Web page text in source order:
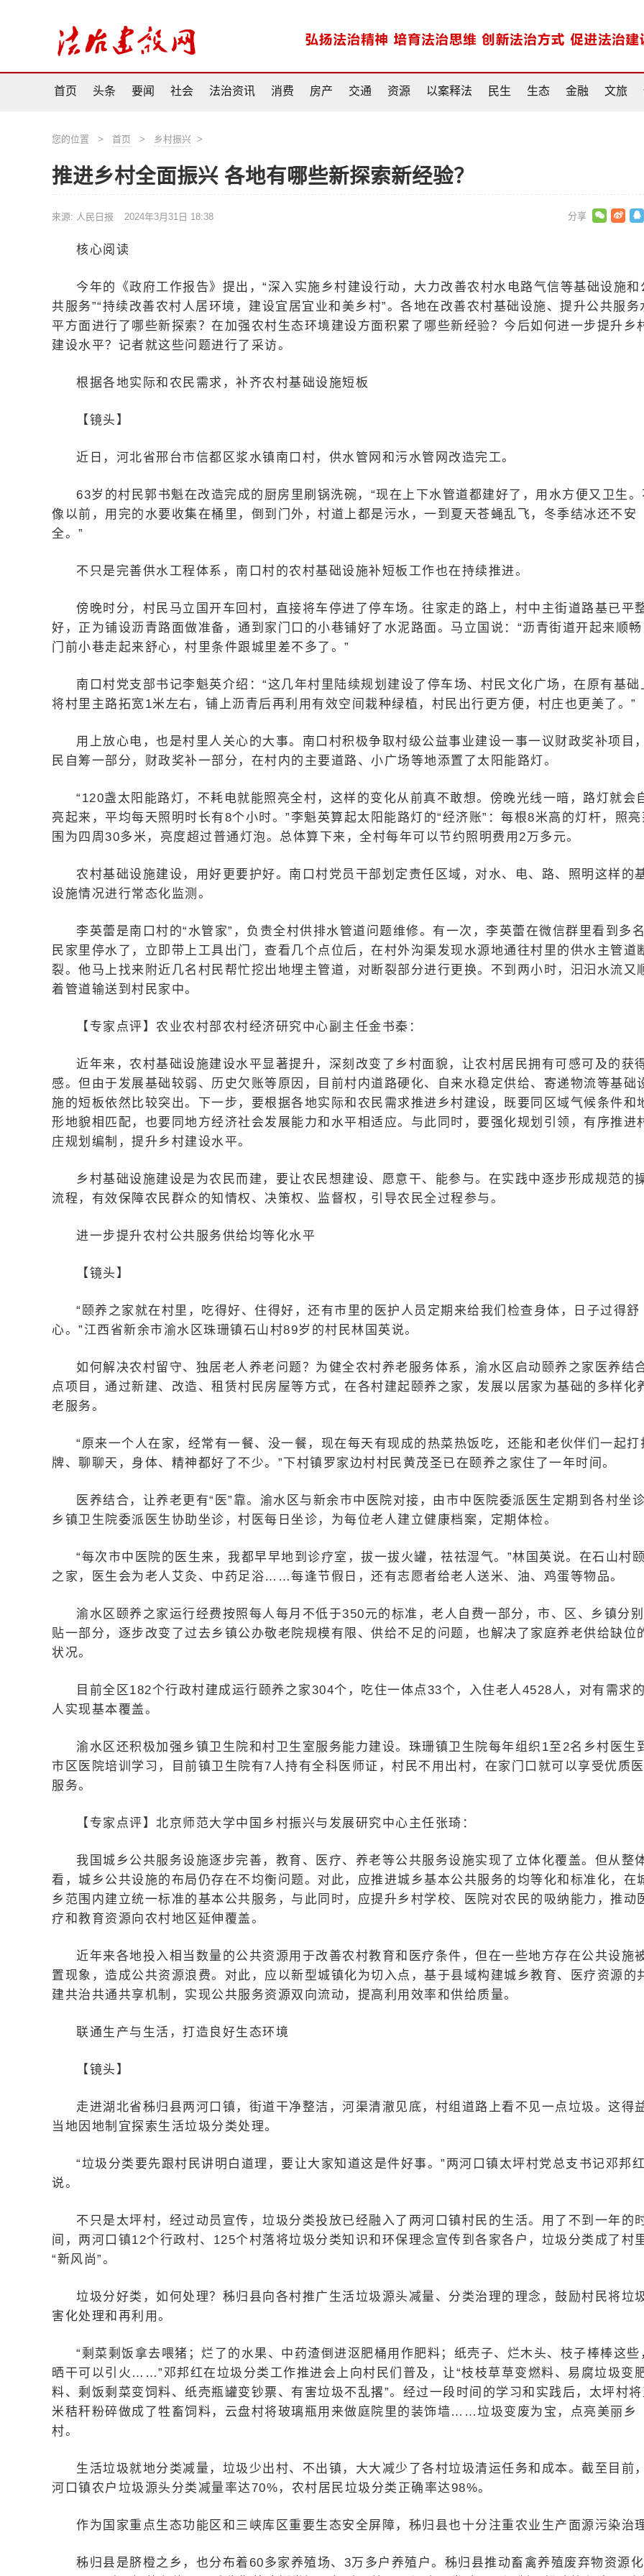
首页 头条 要闻 社会 法治资讯 消费 房产 交通 资源 以案释法 民生 生态 金融 文旅
您的位置 > 首页 > 乡村振兴 >
推进乡村全面振兴 各地有哪些新探索新经验？
来源: 人民日报 2024年3月31日 18:38
核心阅读
今年的《政府工作报告》提出，“深入实施乡村建设行动，大力改善农村水电路气信等基础设施和
共服务”“持续改善农村人居环境，建设宜居宜业和美乡村”。各地在改善农村基础设施、提升公共服务
平方面进行了哪些新探索？在加强农村生态环境建设方面积累了哪些新经验？今后如何进一步提升乡
建设水平？记者就这些问题进行了采访。
根据各地实际和农民需求，补齐农村基础设施短板
【镜头】
近日，河北省邢台市信都区浆水镇南口村，供水管网和污水管网改造完工。
63岁的村民郭书魁在改造完成的厨房里刷锅洗碗，“现在上下水管道都建好了，用水方便又卫生。
像以前，用完的水要收集在桶里，倒到门外，村道上都是污水，一到夏天苍蝇乱飞，冬季结冰还不安
全。”
不只是完善供水工程体系，南口村的农村基础设施补短板工作也在持续推进。
傍晚时分，村民马立国开车回村，直接将车停进了停车场。往家走的路上，村中主街道路基已平
好，正为铺设沥青路面做准备，通到家门口的小巷铺好了水泥路面。马立国说：“沥青街道开起来顺畅
门前小巷走起来舒心，村里条件跟城里差不多了。”
南口村党支部书记李魁英介绍：“这几年村里陆续规划建设了停车场、村民文化广场，在原有基础
将村里主路拓宽1米左右，铺上沥青后再利用有效空间栽种绿植，村民出行更方便，村庄也更美了。”
用上放心电，也是村里人关心的大事。南口村积极争取村级公益事业建设一事一议财政奖补项目
民自筹一部分，财政奖补一部分，在村内的主要道路、小广场等地添置了太阳能路灯。
“120盏太阳能路灯，不耗电就能照亮全村，这样的变化从前真不敢想。傍晚光线一暗，路灯就会
亮起来，平均每天照明时长有8个小时。”李魁英算起太阳能路灯的“经济账”：每根8米高的灯杆，照亮
围为四周30多米，亮度超过普通灯泡。总体算下来，全村每年可以节约照明费用2万多元。
农村基础设施建设，用好更要护好。南口村党员干部划定责任区域，对水、电、路、照明这样的
设施情况进行常态化监测。
李英蕾是南口村的“水管家”，负责全村供排水管道问题维修。有一次，李英蕾在微信群里看到多
民家里停水了，立即带上工具出门，查看几个点位后，在村外沟渠发现水源地通往村里的供水主管道
裂。他马上找来附近几名村民帮忙挖出地埋主管道，对断裂部分进行更换。不到两小时，汩汩水流又
着管道输送到村民家中。
【专家点评】农业农村部农村经济研究中心副主任金书秦：
近年来，农村基础设施建设水平显著提升，深刻改变了乡村面貌，让农村居民拥有可感可及的获
感。但由于发展基础较弱、历史欠账等原因，目前村内道路硬化、自来水稳定供给、寄递物流等基础
施的短板依然比较突出。下一步，要根据各地实际和农民需求推进乡村建设，既要同区域气候条件和
形地貌相匹配，也要同地方经济社会发展能力和水平相适应。与此同时，要强化规划引领，有序推进
庄规划编制，提升乡村建设水平。
乡村基础设施建设是为农民而建，要让农民想建设、愿意干、能参与。在实践中逐步形成规范的
流程，有效保障农民群众的知情权、决策权、监督权，引导农民全过程参与。
进一步提升农村公共服务供给均等化水平
【镜头】
“颐养之家就在村里，吃得好、住得好，还有市里的医护人员定期来给我们检查身体，日子过得舒
心。”江西省新余市渝水区珠珊镇石山村89岁的村民林国英说。
如何解决农村留守、独居老人养老问题？为健全农村养老服务体系，渝水区启动颐养之家医养结
点项目，通过新建、改造、租赁村民房屋等方式，在各村建起颐养之家，发展以居家为基础的多样化
老服务。
“原来一个人在家，经常有一餐、没一餐，现在每天有现成的热菜热饭吃，还能和老伙伴们一起打
牌、聊聊天，身体、精神都好了不少。”下村镇罗家边村村民黄茂圣已在颐养之家住了一年时间。
医养结合，让养老更有“医”靠。渝水区与新余市中医院对接，由市中医院委派医生定期到各村坐诊
乡镇卫生院委派医生协助坐诊，村医每日坐诊，为每位老人建立健康档案，定期体检。
“每次市中医院的医生来，我都早早地到诊疗室，拔一拔火罐，祛祛湿气。”林国英说。在石山村
之家，医生会为老人艾灸、中药足浴……每逢节假日，还有志愿者给老人送米、油、鸡蛋等物品。
渝水区颐养之家运行经费按照每人每月不低于350元的标准，老人自费一部分，市、区、乡镇分
贴一部分，逐步改变了过去乡镇公办敬老院规模有限、供给不足的问题，也解决了家庭养老供给缺位
状况。
目前全区182个行政村建成运行颐养之家304个，吃住一体点33个，入住老人4528人，对有需求
人实现基本覆盖。
渝水区还积极加强乡镇卫生院和村卫生室服务能力建设。珠珊镇卫生院每年组织1至2名乡村医生
市区医院培训学习，目前镇卫生院有7人持有全科医师证，村民不用出村，在家门口就可以享受优质
服务。
【专家点评】北京师范大学中国乡村振兴与发展研究中心主任张琦：
我国城乡公共服务设施逐步完善，教育、医疗、养老等公共服务设施实现了立体化覆盖。但从整
看，城乡公共设施的布局仍存在不均衡问题。对此，应推进城乡基本公共服务的均等化和标准化，在
乡范围内建立统一标准的基本公共服务，与此同时，应提升乡村学校、医院对农民的吸纳能力，推动
疗和教育资源向农村地区延伸覆盖。
近年来各地投入相当数量的公共资源用于改善农村教育和医疗条件，但在一些地方存在公共设施
置现象，造成公共资源浪费。对此，应以新型城镇化为切入点，基于县域构建城乡教育、医疗资源的
建共治共通共享机制，实现公共服务资源双向流动，提高利用效率和供给质量。
联通生产与生活，打造良好生态环境
【镜头】
走进湖北省秭归县两河口镇，街道干净整洁，河渠清澈见底，村组道路上看不见一点垃圾。这得
当地因地制宜探索生活垃圾分类处理。
“垃圾分类要先跟村民讲明白道理，要让大家知道这是件好事。”两河口镇太坪村党总支书记邓邦红
说。
不只是太坪村，经过动员宣传，垃圾分类投放已经融入了两河口镇村民的生活。用了不到一年的
间，两河口镇12个行政村、125个村落将垃圾分类知识和环保理念宣传到各家各户，垃圾分类成了村
“新风尚”。
垃圾分好类，如何处理？秭归县向各村推广生活垃圾源头减量、分类治理的理念，鼓励村民将垃
害化处理和再利用。
“剩菜剩饭拿去喂猪；烂了的水果、中药渣倒进沤肥桶用作肥料；纸壳子、烂木头、枝子棒棒这些
晒干可以引火……”邓邦红在垃圾分类工作推进会上向村民们普及，让“枝枝草草变燃料、易腐垃圾变
料、剩饭剩菜变饲料、纸壳瓶罐变钞票、有害垃圾不乱撂”。经过一段时间的学习和实践后，太坪村将
米秸秆粉碎做成了牲畜饲料，云盘村将玻璃瓶用来做庭院里的装饰墙……垃圾变废为宝，点亮美丽乡
村。
生活垃圾就地分类减量，垃圾少出村、不出镇，大大减少了各村垃圾清运任务和成本。截至目前
河口镇农户垃圾源头分类减量率达70%，农村居民垃圾分类正确率达98%。
作为国家重点生态功能区和三峡库区重要生态安全屏障，秭归县也十分注重农业生产面源污染治理
秭归县是脐橙之乡，也分布着60多家养殖场、3万多户养殖户。秭归县推动畜禽养殖废弃物资源化